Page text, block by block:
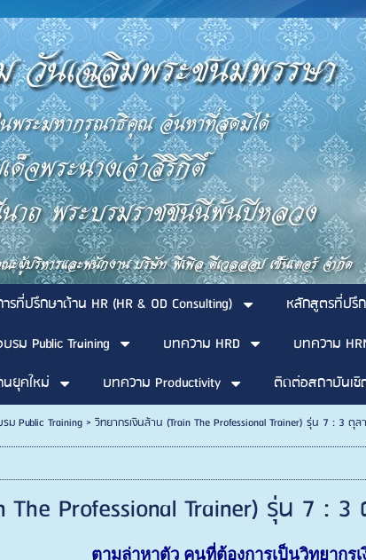
รที่ปรึกษาด้าน HR (HR & OD Consulting)
หลักสูตรที่ปรึ
ม Public Training บทความ HRD
บทความ
ยุคใหม่ บทความ Productivity ติดต่อสถาบันเ
Public Training> วิทยากรเงินล้าน (Train The Professional Trainer) รุ่น 7 : 3 ตุ
The Professional Trainer) รุ่น 7 :
ตามล่าหาตัว คนที่ต้องการเป็นวิทยากร